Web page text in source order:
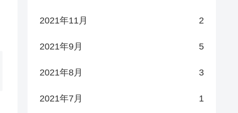
2021年11月 2
2021年9月 5
2021年8月 3
2021年7月 1